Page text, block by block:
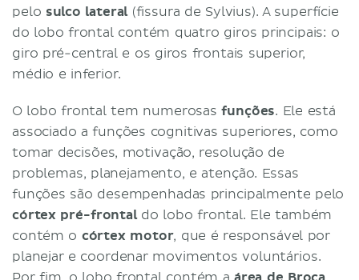
pelo sulco lateral(fissura de Sylvius). A superfície
do lobo frontal contém quatro giros principais: o
giro pré-central e os giros frontais superior,
médio e inferior.
O lobo frontal tem numerosasfunções. Ele está
associado a funções cognitivas superiores, como
tomar decisões, motivação, resolução de
problemas, planejamento, e atenção. Essas
funções são desempenhadas principalmente pelo
córtex pré-frontaldo lobo frontal. Ele também
contém o córtex motor, que é responsável por
planejar e coordenar movimentos voluntários.